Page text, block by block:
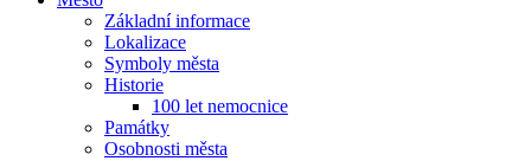
Základní informace
Lokalizace
Symboly města
Historie
100 let nemocnice
Památky
Osobnosti města